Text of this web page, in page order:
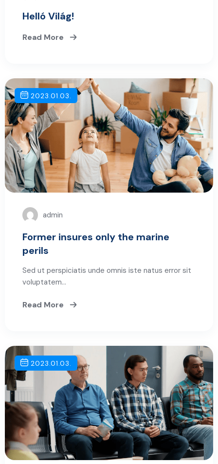
Helló Világ!
Read More
2023.01.03.
admin
Former insures only the marine
perils
Sed ut perspiciatis unde omnis iste natus error sit
voluptatem…
Read More
2023.01.03.